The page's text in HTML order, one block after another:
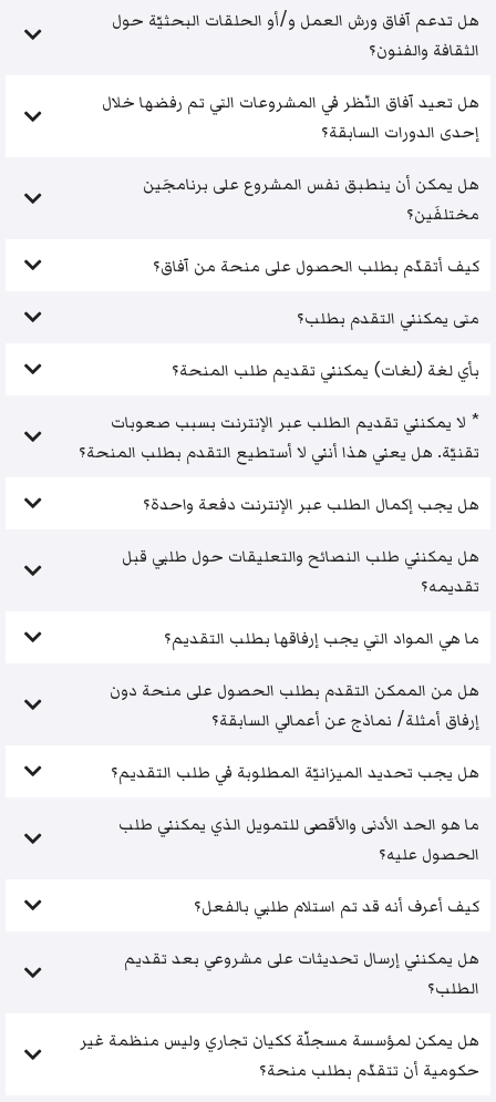
هل تدعم آفاق ورش العمل و/أو الحلقات البحثيّة حول
الثقافة والفنون؟
هل تعيد آفاق النّظر في المشروعات التي تم رفضها خلال
إحدى الدورات السابقة؟
هل يمكن أن ينطبق نفس المشروع على برنامجَين
مختلفَين؟
كيف أتقدّم بطلب الحصول على منحة من آفاق؟
متى يمكنني التقدم بطلب؟
بأي لغة (لغات) يمكنني تقديم طلب المنحة؟
* لا يمكنني تقديم الطلب عبر الإنترنت بسبب صعوبات
تقنيّة. هل يعني هذا أنني لا أستطيع التقدم بطلب المنحة؟
هل يجب إكمال الطلب عبر الإنترنت دفعة واحدة؟
هل يمكنني طلب النصائح والتعليقات حول طلبي قبل
تقديمه؟
ما هي المواد التي يجب إرفاقها بطلب التقديم؟
هل من الممكن التقدم بطلب الحصول على منحة دون
إرفاق أمثلة/ نماذج عن أعمالي السابقة؟
هل يجب تحديد الميزانيّة المطلوبة في طلب التقديم؟
ما هو الحد الأدنى والأقصى للتمويل الذي يمكنني طلب
الحصول عليه؟
كيف أعرف أنه قد تم استلام طلبي بالفعل؟
هل يمكنني إرسال تحديثات على مشروعي بعد تقديم
الطلب؟
هل يمكن لمؤسسة مسجلّة ككيان تجاري وليس منظمة غير
حكومية أن تتقدّم بطلب منحة؟